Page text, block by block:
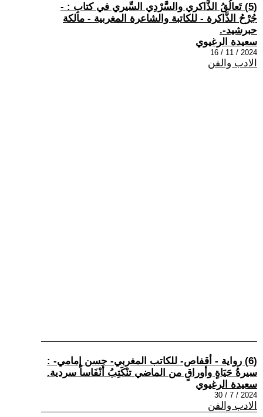
(5) تَعالُقُ الذَّاكري والسَّرْدِي السِّيري في كتابِ : -
جُرْحُ الذَّاكرة - للكاتبة والشاعرة المغربية - مالكة
حبرشيد-.
سعيدة الرغيوي
2024 / 11 / 16
الادب والفن
(6) رواية - أقفاص- للكاتب المغربي- حسن إمامي- :
سيرةُ حَيَاةٍ وأوراقٍ من الماضي تنْكَتِبُ أَنْفَاساً سردية.
سعيدة الرغيوي
2024 / 7 / 30
الادب والفن